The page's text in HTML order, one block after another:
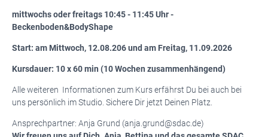
mittwochs oder freitags 10:45 - 11:45 Uhr -
Beckenboden&BodyShape
Start: am Mittwoch, 12.08.206 und am Freitag, 11.09.2026
Kursdauer: 10 x 60 min (10 Wochen zusammenhängend)
Alle weiteren Informationen zum Kurs erfährst Du bei auch bei
uns persönlich im Studio. Sichere Dir jetzt Deinen Platz.
Ansprechpartner: Anja Grund (anja.grund@sdac.de)